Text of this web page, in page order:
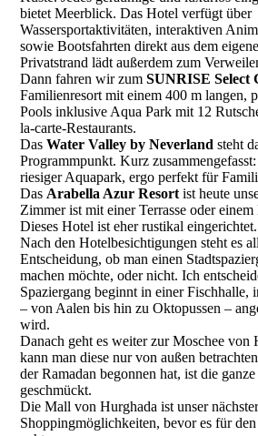
bietet Meerblick. Das Hotel verfügt über
Wassersportaktivitäten, interaktiven
sowie Bootsfahrten direkt aus dem
Privatstrand lädt außerdem zum
Dann fahren wir zumSUNRISE Select
Familienresort mit einem 400 m langen,
Pools inklusive Aqua Park mit 12
la-carte-Restaurants.
DasWater Valley by Neverland steht
Programmpunkt. Kurz
riesiger Aquapark, ergo perfekt für
Das Arabella Azur Resort ist heute
Zimmer ist mit einer Terrasse oder einem
Dieses Hotel ist eher rustikal eingerichtet.
Nach den Hotelbesichtigungen steht es
Entscheidung, ob man einen
machen möchte, oder nicht. Ich
Spaziergang beginnt in einer Fischhalle,
– von Aalen bis hin zu Oktopussen –
wird.
Danach geht es weiter zur Moschee von
kann man diese nur von außen
der Ramadan begonnen hat, ist die
geschmückt.
Die Mall von Hurghada ist unser
Shoppingmöglichkeiten, bevor es für